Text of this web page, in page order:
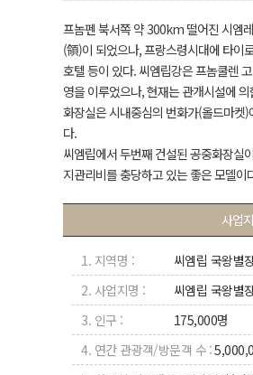
프놈펜 북서쪽 약 300km 떨어진 시엠
(領)이 되었으나, 프랑스령시대에 타이
호텔 등이 있다. 씨엠립강은 프놈쿨렌
영을 이루었으나, 현재는 관개시설에
화장실은 시내중심의 번화가(올드마켓
다.
씨엠립에서 두번째 건설된 공중화장실
지관리비를 충당하고 있는 좋은 모델이
사업
1. 지역명 :
씨엠립 국왕별
2. 사업지명 :
씨엠립 국왕별
3. 인구 :
175,000명
4. 연간 관광객/방문객 수 :